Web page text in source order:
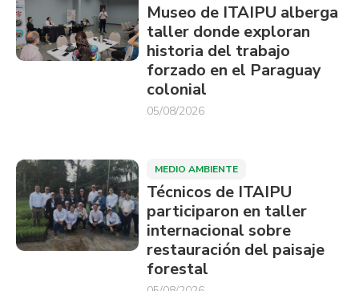
Museo de ITAIPU alberga
taller donde exploran
historia del trabajo
forzado en el Paraguay
colonial
05/08/2026
MEDIO AMBIENTE
Técnicos de ITAIPU
participaron en taller
internacional sobre
restauración del paisaje
forestal